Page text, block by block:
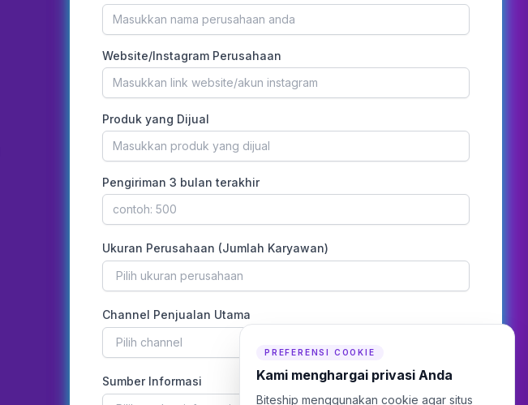
Website/Instagram Perusahaan
Produk yang Dijual
Pengiriman 3 bulan terakhir
Ukuran Perusahaan (Jumlah Karyawan)
Pilih ukuran perusahaan
Channel Penjualan Utama
Pilih channel
Sumber Informasi
PREFERENSI COOKIE
Kami menghargai privasi Anda
Biteship menggunakan cookie agar situs